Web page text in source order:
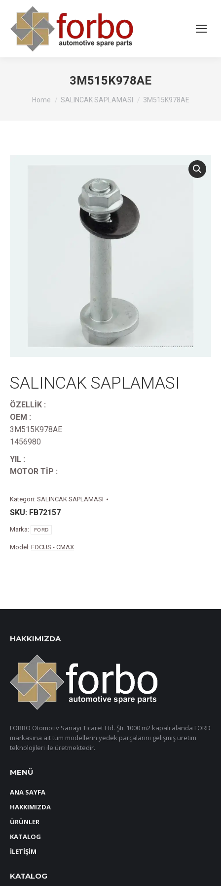
3M515K978AE
You are here:
Home SALINCAK SAPLAMASI 3M515K978AE
SALINCAK SAPLAMASI
ÖZELLİK :
OEM :
3M515K978AE
1456980
YIL :
MOTOR TİP :
Kategori: SALINCAK SAPLAMASI
SKU: FB72157
Marka: FORD
Model: FOCUS - CMAX
HAKKIMIZDA
FORBO Otomotiv Sanayi Ticaret Ltd. Şti. 1000 m2 kapalı alanda FORD
markasına ait tüm modellerin yedek parçalarını gelişmiş üretim
teknolojileri ile üretmektedir.
MENÜ
ANA SAYFA
HAKKIMIZDA
ÜRÜNLER
KATALOG
İLETİŞİM
KATALOG